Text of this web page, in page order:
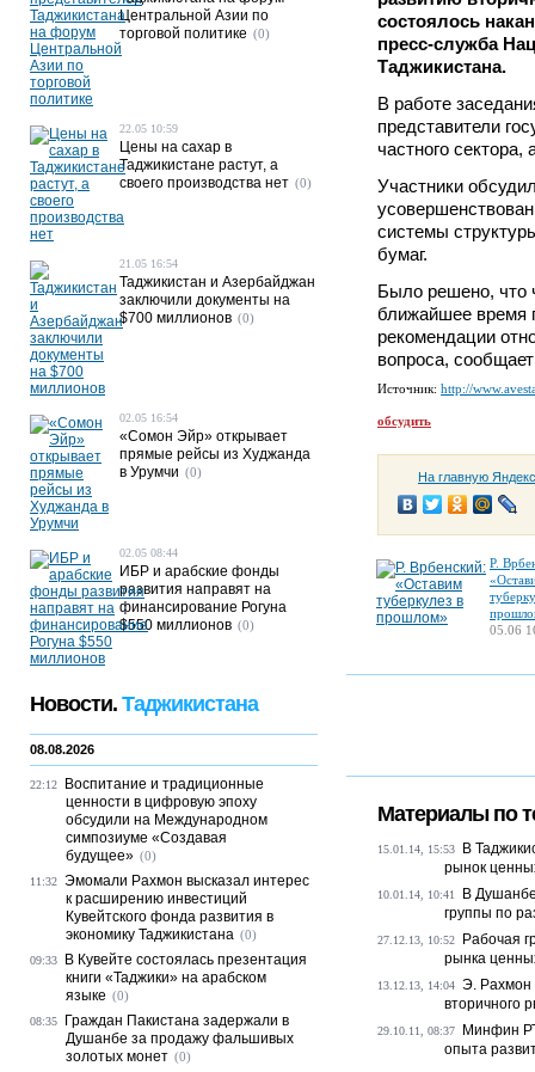
состоялось
пресс-служба
Таджикистана.
В работе
представители
частного
Участники
системы
бумаг.
Было решено, что
ближайшее время
рекомендации
вопроса,
Источник: http://
обсудить
На главную
Р.
05.06
Материалы по
15.01.14, 15:53
В
рынок
10.01.14, 10:41
В
группы по
27.12.13, 10:52
Рабочая
рынка
13.12.13, 14:04 Э. Рахмон
вторичного
29.10.11, 08:37
Минфин
опыта
Центральной Азии по
торговой политике (0)
22.05 10:59
Цены на сахар в
Таджикистане растут, а
своего производства нет (0)
21.05 16:54
Таджикистан и Азербайджан
заключили документы на
$700 миллионов (0)
02.05 16:54
«Сомон Эйр» открывает
прямые рейсы из Худжанда
в Урумчи (0)
02.05 08:44
ИБР и арабские фонды
развития направят на
финансирование Рогуна
$550 миллионов (0)
Новости. Таджикистана
08.08.2026
22:12
Воспитание и традиционные
ценности в цифровую эпоху
обсудили на Международном
симпозиуме «Создавая
будущее» (0)
11:32 Эмомали Рахмон высказал интерес
к расширению инвестиций
Кувейтского фонда развития в
экономику Таджикистана (0)
09:33
В Кувейте состоялась презентация
книги «Таджики» на арабском
языке (0)
08:35
Граждан Пакистана задержали в
Душанбе за продажу фальшивых
золотых монет (0)